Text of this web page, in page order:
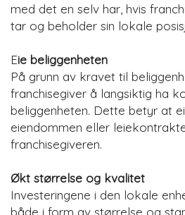
med det en selv har, hvis
tar og beholder sin lokale
Eie beliggenheten
På grunn av kravet til
franchisegiver å langsiktig ha
beliggenheten. Dette betyr at
eiendommen eller
franchisegiveren.
Økt størrelse og kvalitet
Investeringene i den lokale
både i form av størrelse og